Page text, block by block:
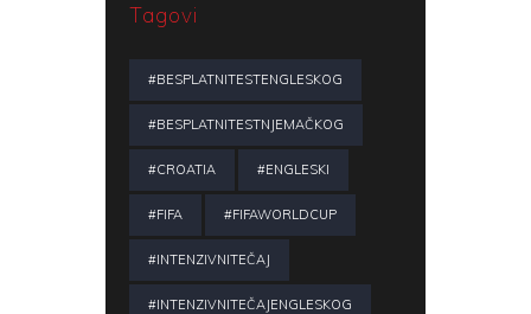
Tagovi
#BESPLATNITESTENGLESKOG
#BESPLATNITESTNJEMAČKOG
#CROATIA #ENGLESKI
#FIFA #FIFAWORLDCUP
#INTENZIVNITEČAJ
#INTENZIVNITEČAJENGLESKOG